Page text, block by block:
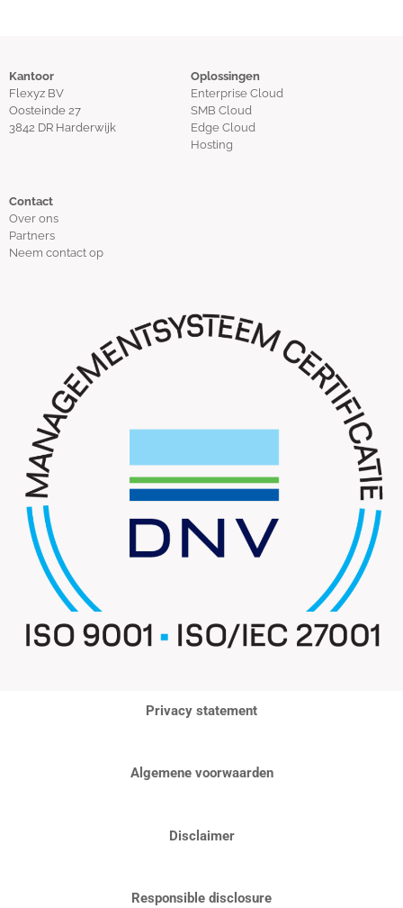
Kantoor
Flexyz BV
Oosteinde 27
3842 DR Harderwijk
Oplossingen
Enterprise Cloud
SMB Cloud
Edge Cloud
Hosting
Contact
Over ons
Partners
Neem contact op
Privacy statement
Algemene voorwaarden
Disclaimer
Responsible disclosure